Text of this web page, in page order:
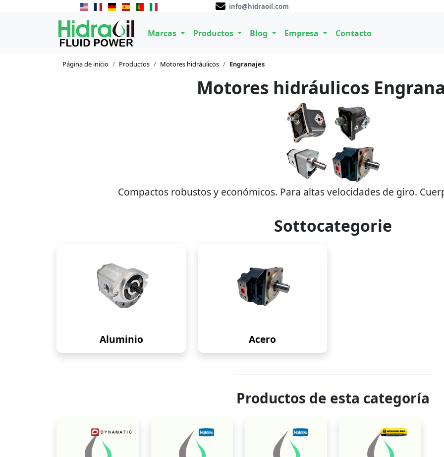
info@hidraoil.com
Marcas Productos Blog Empresa Contacto
Página de inicio Productos Motores hidráulicos Engranajes
Motores hidráulicos
Compactos robustos y económicos. Para altas velocidades de giro.
Sottocategorie
Aluminio Acero
Productos de esta categoría